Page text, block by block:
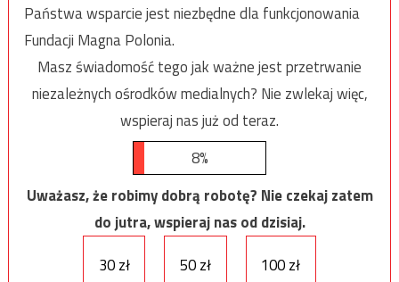
Państwa wsparcie jest niezbędne dla funkcjonowania
Fundacji Magna Polonia.
Masz świadomość tego jak ważne jest przetrwanie
niezależnych ośrodków medialnych? Nie zwlekaj więc,
wspieraj nas już od teraz.
8%
Uważasz, że robimy dobrą robotę? Nie czekaj zatem
do jutra, wspieraj nas od dzisiaj.
30 zł
50 zł 100 zł